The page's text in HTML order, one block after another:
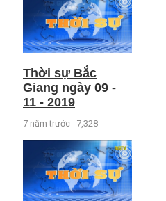
Thời sự Bắc
Giang ngày 09 -
11 - 2019
7 năm trước 7,328